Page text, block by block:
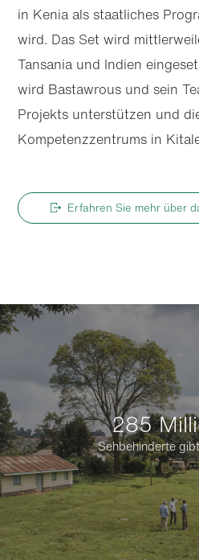
in Kenia als staatliches
wird. Das Set wird
Tansania und Indien
wird Bastawrous und sein
Projekts unterstützen und
Kompetenzzentrums in
Erfahren Sie mehr über
285
Sehbehinderte